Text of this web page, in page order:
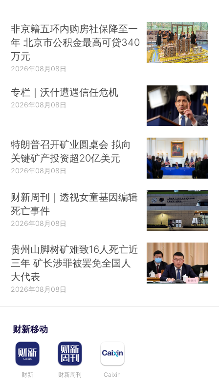
非京籍五环内购房社保降至一
年 北京市公积金最高可贷340
万元
2026年08月08日
专栏｜沃什遭遇信任危机
2026年08月08日
特朗普召开矿业圆桌会 拟向
关键矿产投资超20亿美元
2026年08月08日
财新周刊｜透视女童基因编辑
死亡事件
2026年08月08日
贵州山脚树矿难致16人死亡近
三年 矿长涉罪被罢免全国人
大代表
2026年08月08日
财新移动
财新 财新周刊 Caixin